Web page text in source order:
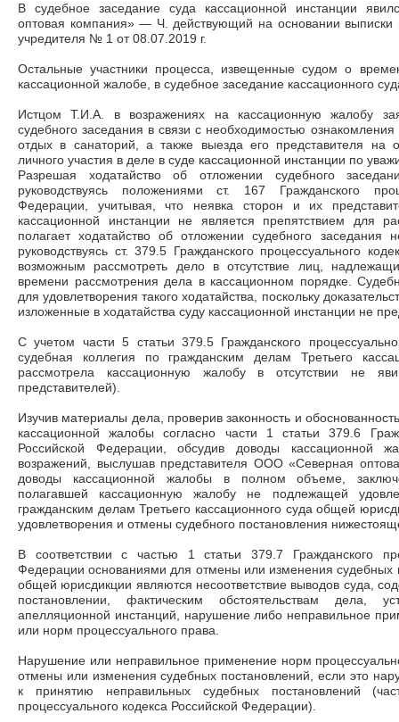
В судебное заседание суда кассационной инстанции
оптовая компания»— Ч. действующий на основании
учредителя № 1 от 08.07.2019 г.
Остальные участники процесса, извещенные судом о
кассационной жалобе, в судебное заседание кассационного
Истцом Т.И.А. в возражениях на кассационную жалобу
судебного заседания в связи с необходимостью
отдых в санаторий, а также выезда его представителя на
личного участия в деле в суде кассационной инстанции по
Разрешая ходатайство об отложении судебного
руководствуясь положениями ст. 167 Гражданского
Федерации, учитывая, что неявка сторон и их
кассационной инстанции не является препятствием для
полагает ходатайство об отложении судебного
руководствуясь ст. 379.5 Гражданского процессуального
возможным рассмотреть дело в отсутствие лиц,
времени рассмотрения дела в кассационном порядке.
для удовлетворения такого ходатайства, поскольку
изложенные в ходатайства суду кассационной инстанции не
С учетом части 5 статьи 379.5 Гражданского
судебная коллегия по гражданским делам Третьего
рассмотрела кассационную жалобу в отсутствии не
представителей).
Изучив материалы дела, проверив законность и
кассационной жалобы согласно части 1 статьи 379.6
Российской Федерации, обсудив доводы кассационной
возражений, выслушав представителя ООО «Северная
доводы кассационной жалобы в полном объеме,
полагавшей кассационную жалобу не подлежащей
гражданским делам Третьего кассационного суда общей
удовлетворения и отмены судебного постановления
В соответствии с частью 1 статьи 379.7 Гражданского
Федерации основаниями для отмены или изменения судебных
общей юрисдикции являются несоответствие выводов суда,
постановлении, фактическим обстоятельствам дела,
апелляционной инстанций, нарушение либо неправильное
или норм процессуального права.
Нарушение или неправильное применение норм
отмены или изменения судебных постановлений, если это
к принятию неправильных судебных постановлений
процессуального кодекса Российской Федерации).